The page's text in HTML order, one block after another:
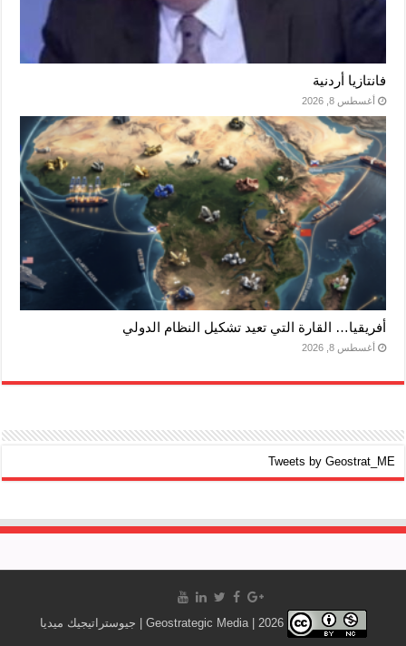
فانتازيا أردنية
أغسطس 8, 2026
أفريقيا… القارة التي تعيد تشكيل النظام الدولي
أغسطس 8, 2026
Tweets by Geostrat_ME
Geostrategic Media | 2026 | جيوستراتيجيك ميديا